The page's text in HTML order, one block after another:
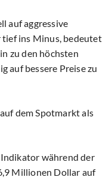
auf aggressive
ins Minus, bedeutet
zu den höchsten
auf bessere Preise zu
dem Spotmarkt als
während der
Millionen Dollar auf